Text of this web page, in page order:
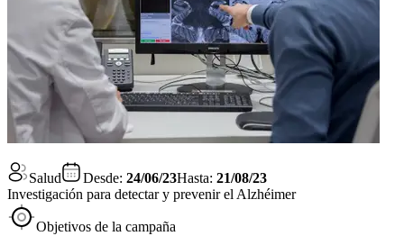
Salud Desde: 24/06/23Hasta: 21/08/23
Investigación para detectar y prevenir el Alzhéimer
Objetivos de la campaña